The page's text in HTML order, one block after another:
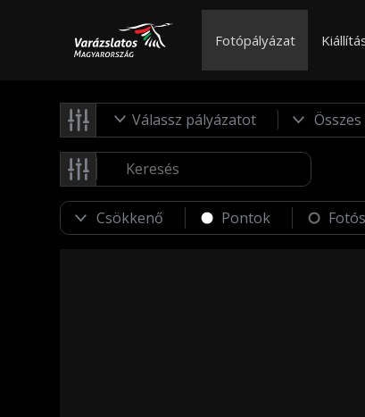
Fotópályázat
Válassz pályázatot
Pontok